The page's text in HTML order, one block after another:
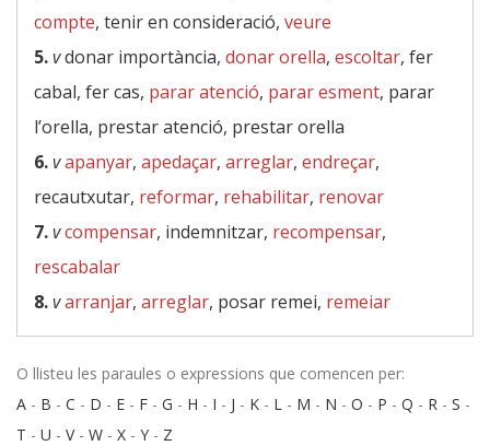
compte, tenir en consideració, veure
5.vdonar importància, donar orella, escoltar, fer
cabal, fer cas, parar atenció, parar esment, parar
l’orella, prestar atenció, prestar orella
6.vapanyar, apedaçar, arreglar, endreçar,
recautxutar, reformar, rehabilitar, renovar
7.vcompensar, indemnitzar, recompensar,
rescabalar
8.varranjar, arreglar, posar remei, remeiar
O llisteu les paraules o expressions que comencen per:
A - B - C - D - E - F - G - H - I - J - K - L - M - N - O - P - Q - R - S -
T - U - V- W - X - Y - Z